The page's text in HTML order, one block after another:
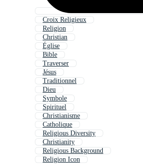
Croix Religieux
Religion
Christian
Église
Bible
Traverser
Jésus
Traditionnel
Dieu
Symbole
Spirituel
Christianisme
Catholique
Religious Diversity
Christianity
Religious Background
Religion Icon